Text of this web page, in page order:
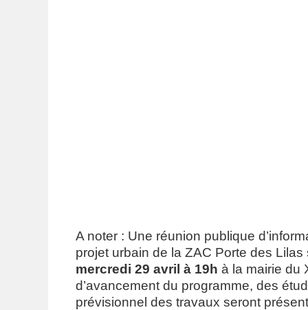
A noter : Une réunion publique
projet urbain de la ZAC Porte des Lilas
mercredi 29 avril à 19h à la mairie du
d’avancement du programme, des
prévisionnel des travaux seront